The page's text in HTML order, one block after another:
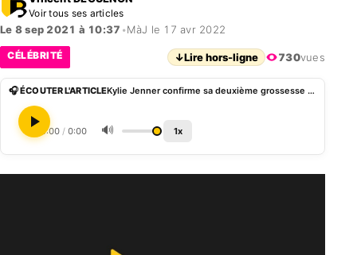
Voir tous ses articles
Le 8 sep 2021 à 10:37 •MàJ le 17 avr 2022
CÉLÉBRITÉ ↓Lire hors-ligne 730vues
🎧 ÉCOUTER L'ARTICLE Kylie Jenner confirme sa deuxième grossesse par une vidéo très émouvante
0:00 / 0:00 🔊 1x